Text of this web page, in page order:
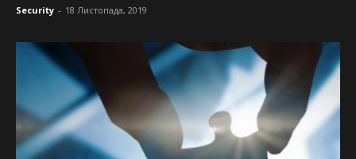
Security - 18 Листопада, 2019